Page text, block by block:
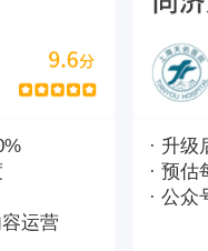
运营
· 升
· 预
· 公众